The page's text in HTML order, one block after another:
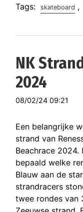
Tags: skateboard ,
NK
2024
08/02/24 09:21
Een belangrijke
strand van
Beachrace
bepaald welke
Blauw aan de
strandracers
twee rondes van